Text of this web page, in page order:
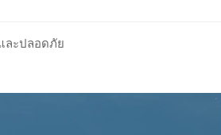
ละปลอดภัย